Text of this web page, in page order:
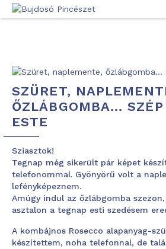
SZÜRET,
ŐZLÁBGOMBA… SZÉP
ESTE
Sziasztok!
Tegnap még sikerült pár képet
telefonommal. Gyönyörű volt a
lefényképeznem.
Amúgy indul az őzlábgomba
asztalon a tegnap esti szedésem
A kombájnos Rosecco alapanyag-
készítettem, noha telefonnal, de